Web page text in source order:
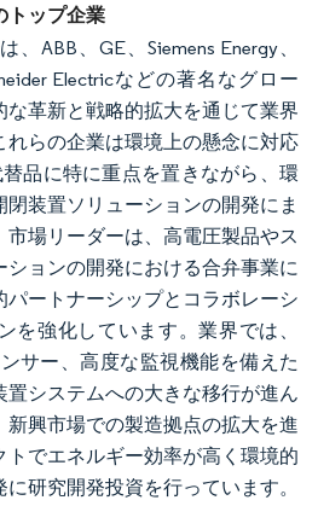
トップ企業
ABB、GE、Siemens Energy、
Electricなどの著名なグロー
革新と戦略的拡大を通じて業界
れらの企業は環境上の懸念に対応
品に特に重点を置きながら、環
装置ソリューションの開発にま
場リーダーは、高電圧製品やス
ョンの開発における合弁事業に
ートナーシップとコラボレーシ
を強化しています。業界では、
サー、高度な監視機能を備えた
システムへの大きな移行が進ん
興市場での製造拠点の拡大を進
でエネルギー効率が高く環境的
研究開発投資を行っています。